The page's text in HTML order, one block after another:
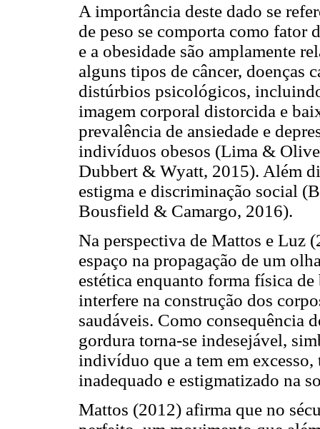
A importância deste dado se
de peso se comporta como fator
e a obesidade são amplamente
alguns tipos de câncer, doenças
distúrbios psicológicos,
imagem corporal distorcida e
prevalência de ansiedade e
indivíduos obesos (Lima &
Dubbert & Wyatt, 2015). Além
estigma e discriminação social
Bousfield & Camargo, 2016).
Na perspectiva de Mattos e Luz
espaço na propagação de um
estética enquanto forma física
interfere na construção dos
saudáveis. Como consequência
gordura torna-se indesejável,
indivíduo que a tem em
inadequado e estigmatizado na
Mattos (2012) afirma que no